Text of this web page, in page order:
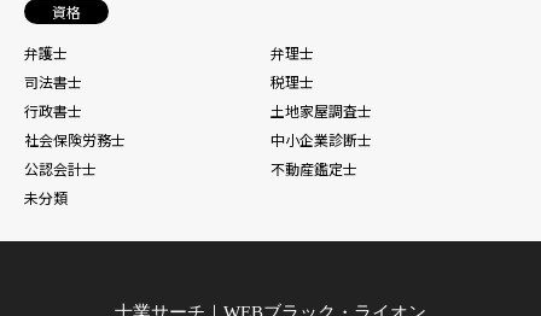
資格
弁護士
弁理士
司法書士
税理士
行政書士
土地家屋調査士
社会保険労務士
中小企業診断士
公認会計士
不動産鑑定士
未分類